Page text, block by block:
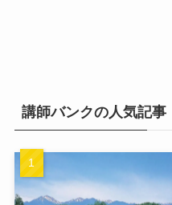
講師バンクの人気記事